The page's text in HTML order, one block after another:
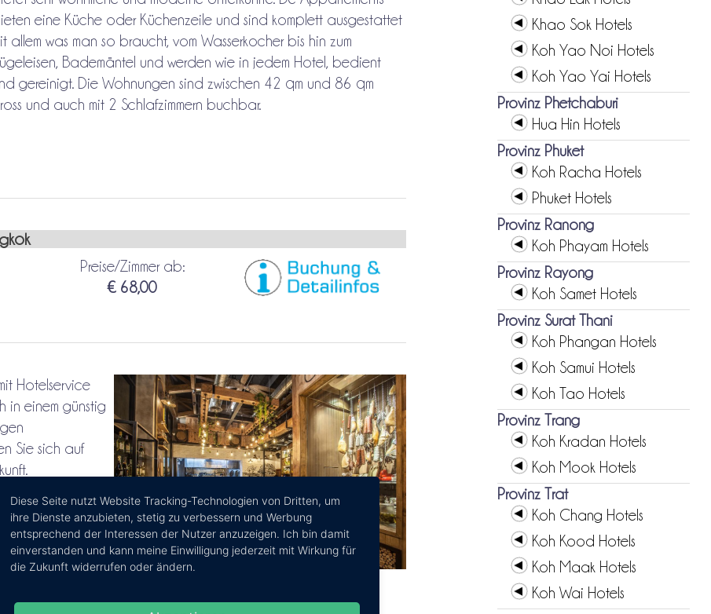
eine Küche oder Küchenzeile und sind komplett ausgestattet
allem was man so braucht, vom Wasserkocher bis hin zum
Bademäntel und werden wie in jedem Hotel, bedient
gereinigt. Die Wohnungen sind zwischen 42 qm und 86 qm
und auch mit 2 Schlafzimmern buchbar.
Preise/Zimmer ab:
€ 68,00
Hotelservice
in einem günstig
Sie sich auf
Khao Sok Hotels
Koh Yao Noi Hotels
Koh Yao Yai Hotels
Provinz Phetchaburi
Hua Hin Hotels
Provinz Phuket
Koh Racha Hotels
Phuket Hotels
Provinz Ranong
Koh Phayam Hotels
Provinz Rayong
Koh Samet Hotels
Provinz Surat Thani
Koh Phangan Hotels
Koh Samui Hotels
Koh Tao Hotels
Provinz Trang
Koh Kradan Hotels
Koh Mook Hotels
Provinz Trat
Koh Chang Hotels
Koh Kood Hotels
Koh Maak Hotels
Koh Wai Hotels
Diese Seite nutzt Website Tracking-Technologien von Dritten, um
ihre Dienste anzubieten, stetig zu verbessern und Werbung
entsprechend der Interessen der Nutzer anzuzeigen. Ich bin damit
einverstanden und kann meine Einwilligung jederzeit mit Wirkung für
die Zukunft widerrufen oder ändern.